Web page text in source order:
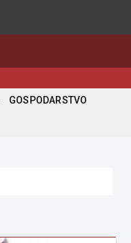
GOSPODARSTVO